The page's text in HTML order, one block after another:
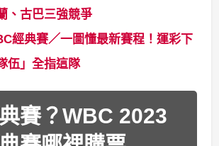
、古巴三強競爭
經典賽／一圖懂最新賽程！運彩下
伍」全指這隊
賽？WBC 2023